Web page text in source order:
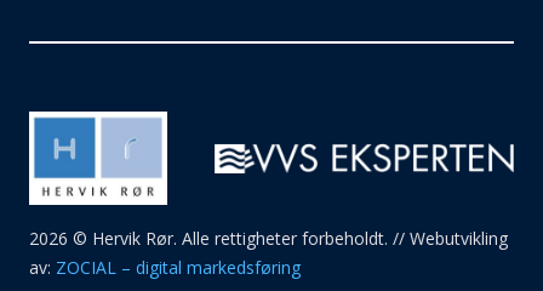
2026 © Hervik Rør. Alle rettigheter forbeholdt. // Webutvikling
av: ZOCIAL – digital markedsføring